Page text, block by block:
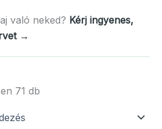
való neked? Kérj ingyenes,
→
71 db